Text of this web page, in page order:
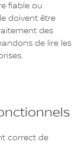
fiable ou
doivent être
des
de lire les
correct de